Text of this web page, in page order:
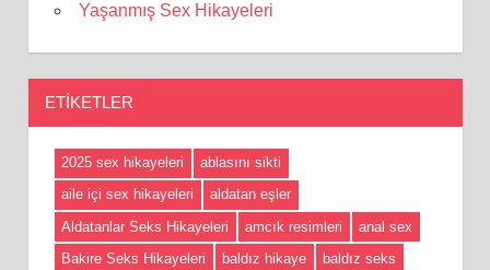
Yaşanmış Sex Hikayeleri
ETIKETLER
2025 sex hikayeleri
ablasını sikti
aile içi sex hikayeleri
aldatan eşler
Aldatanlar Seks Hikayeleri
amcık resimleri
anal sex
Bakire Seks Hikayeleri
baldız hikaye
baldız seks